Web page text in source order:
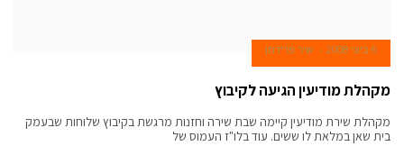
6 ביוני 2008 שיר פרידמן
מקהלת מודיעין הגיעה לקיבוץ
מקהלת שירת מודיעין קיימה שבת שירה וחזנות מרגשת בקיבוץ שלוחות שבעמק
בית שאן במלאת לו ששים. עוד בלו"ז העמוס של